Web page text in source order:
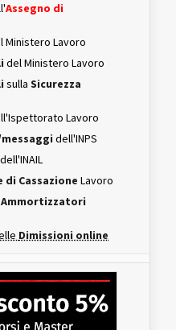
Assegno di
Ministero Lavoro
del Ministero Lavoro
sulla Sicurezza
Lavoro
dell'INPS
dell'INAIL
di Cassazione Lavoro
Ammortizzatori
Dimissioni online